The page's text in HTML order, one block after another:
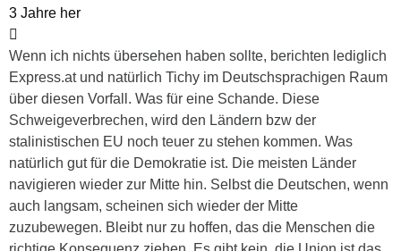
3 Jahre her
Wenn ich nichts übersehen haben sollte, berichten lediglich
Express.at und natürlich Tichy im Deutschsprachigen Raum
über diesen Vorfall. Was für eine Schande. Diese
Schweigeverbrechen, wird den Ländern bzw der
stalinistischen EU noch teuer zu stehen kommen. Was
natürlich gut für die Demokratie ist. Die meisten Länder
navigieren wieder zur Mitte hin. Selbst die Deutschen, wenn
auch langsam, scheinen sich wieder der Mitte
zuzubewegen. Bleibt nur zu hoffen, das die Menschen die